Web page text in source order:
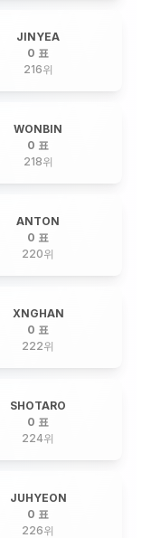
JINYEA
0 표
216위
WONBIN
0 표
218위
ANTON
0 표
220위
XNGHAN
0 표
222위
SHOTARO
0 표
224위
JUHYEON
0 표
226위